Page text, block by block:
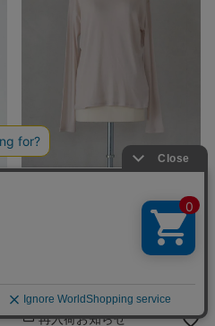
ROBE de PEAU ローブデポー
スーピマ天竺 テレコプルオーバ
再入荷お知らせ